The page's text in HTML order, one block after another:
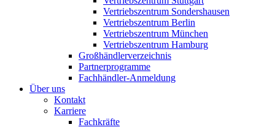
Vertriebszentrum Sondershausen
Vertriebszentrum Berlin
Vertriebszentrum München
Vertriebszentrum Hamburg
Großhändlerverzeichnis
Partnerprogramme
Fachhändler-Anmeldung
Über uns
Kontakt
Karriere
Fachkräfte